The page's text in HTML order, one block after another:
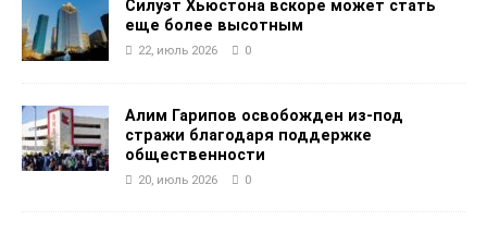
Силуэт Хьюстона вскоре может стать
еще более высотным
22, июль 2026 0
Алим Гарипов освобожден из-под
стражи благодаря поддержке
общественности
20, июль 2026 0